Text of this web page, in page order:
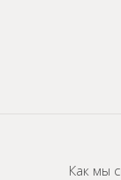
Как мы